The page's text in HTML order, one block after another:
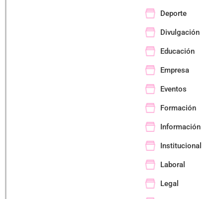
Deporte
Divulgación
Educación
Empresa
Eventos
Formación
Información
Institucional
Laboral
Legal